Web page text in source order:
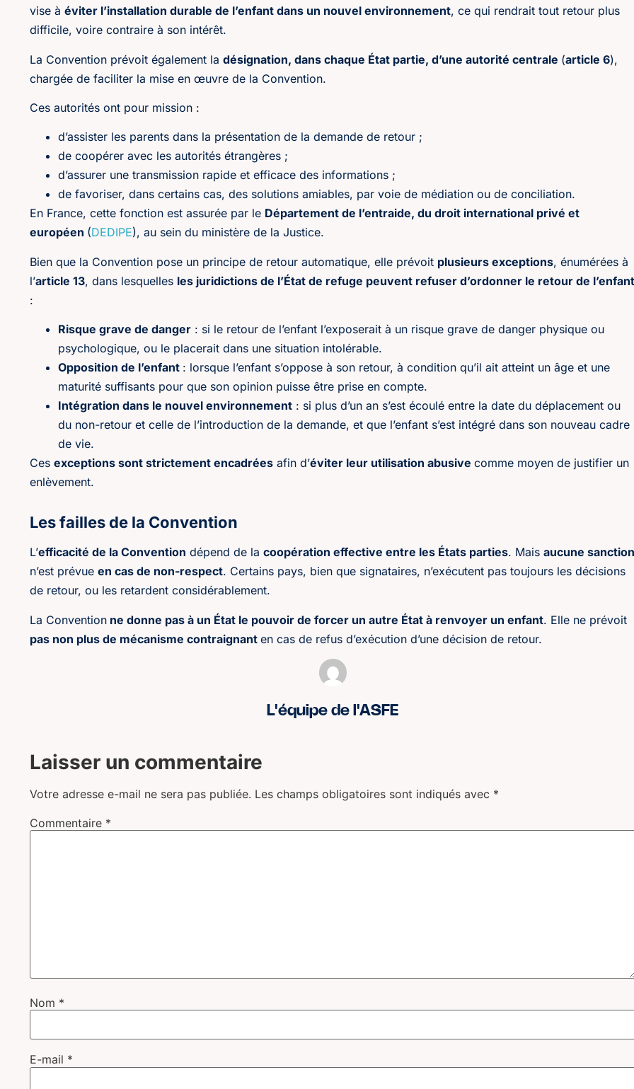
vise à éviter l’installation durable de l’enfant dans un nouvel environnement, ce qui rendrait tout retour plus
difficile, voire contraire à son intérêt.
La Convention prévoit également la désignation, dans chaque État partie, d’une autorité centrale (article 6),
chargée de faciliter la mise en œuvre de la Convention.
Ces autorités ont pour mission :
d’assister les parents dans la présentation de la demande de retour ;
de coopérer avec les autorités étrangères ;
d’assurer une transmission rapide et efficace des informations ;
de favoriser, dans certains cas, des solutions amiables, par voie de médiation ou de conciliation.
En France, cette fonction est assurée par le Département de l’entraide, du droit international privé et
européen (DEDIPE), au sein du ministère de la Justice.
Bien que la Convention pose un principe de retour automatique, elle prévoit plusieurs exceptions, énumérées à
l’article 13, dans lesquelles les juridictions de l’État de refuge peuvent refuser d’ordonner le retour de l’enfant
:
Risque grave de danger : si le retour de l’enfant l’exposerait à un risque grave de danger physique ou
psychologique, ou le placerait dans une situation intolérable.
Opposition de l’enfant : lorsque l’enfant s’oppose à son retour, à condition qu’il ait atteint un âge et une
maturité suffisants pour que son opinion puisse être prise en compte.
Intégration dans le nouvel environnement : si plus d’un an s’est écoulé entre la date du déplacement ou
du non-retour et celle de l’introduction de la demande, et que l’enfant s’est intégré dans son nouveau cadre
de vie.
Ces exceptions sont strictement encadrées afin d’éviter leur utilisation abusive comme moyen de justifier un
enlèvement.
Les failles de la Convention
L’efficacité de la Convention dépend de la coopération effective entre les États parties. Mais aucune sanction
n’est prévue en cas de non-respect. Certains pays, bien que signataires, n’exécutent pas toujours les décisions
de retour, ou les retardent considérablement.
La Convention ne donne pas à un État le pouvoir de forcer un autre État à renvoyer un enfant. Elle ne prévoit
pas non plus de mécanisme contraignant en cas de refus d’exécution d’une décision de retour.
L'équipe de l'ASFE
Laisser un commentaire
Votre adresse e-mail ne sera pas publiée. Les champs obligatoires sont indiqués avec *
Commentaire *
Nom *
E-mail *